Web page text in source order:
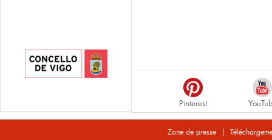
Pinterest
Zone de presse |